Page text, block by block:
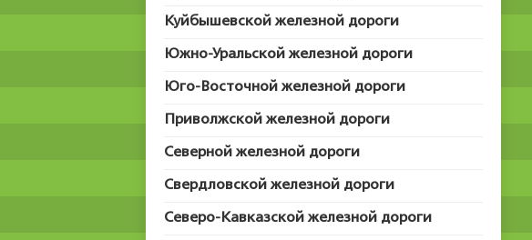
Куйбышевской железной дороги
Южно-Уральской железной дороги
Юго-Восточной железной дороги
Приволжской железной дороги
Северной железной дороги
Свердловской железной дороги
Северо-Кавказской железной дороги